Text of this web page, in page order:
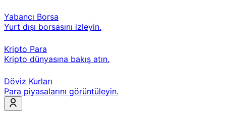
Yabancı Borsa
Yurt dışı borsasını izleyin.
Kripto Para
Kripto dünyasına bakış atın.
Döviz Kurları
Para piyasalarını görüntüleyin.